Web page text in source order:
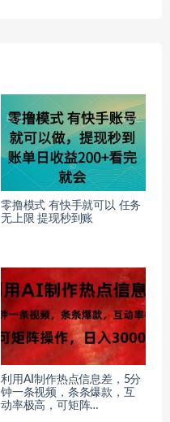
零撸模式 有快手就可以 任务
无上限 提现秒到账
利用AI制作热点信息差，5分
钟一条视频，条条爆款，互
动率极高，可矩阵…